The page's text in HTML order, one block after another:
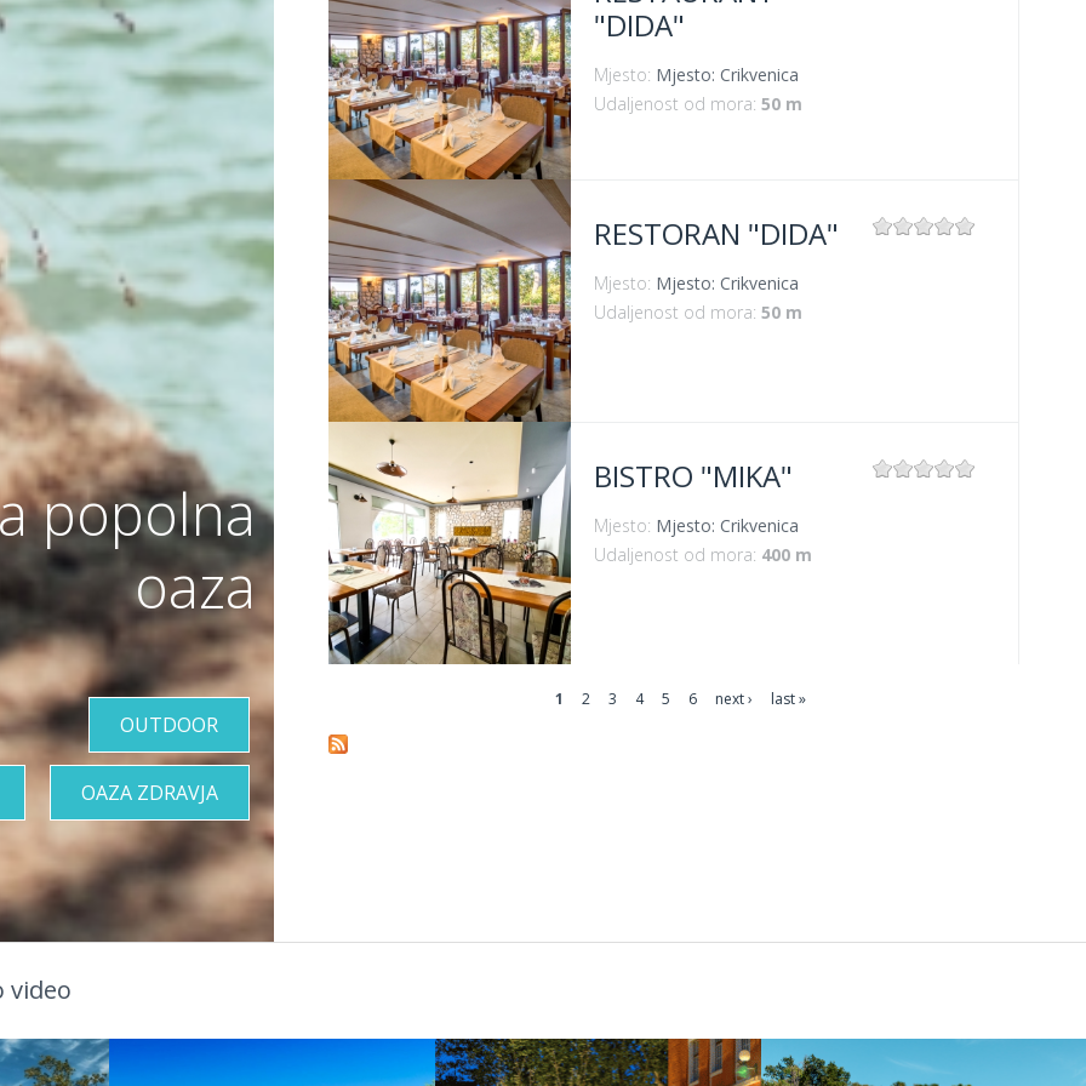
VIŠE INFORMACIJA
"DIDA"
Mjesto: Mjesto: Crikvenica
Udaljenost od mora: 50 m
VIŠE INFORMACIJA
RESTORAN "DIDA"
Mjesto: Mjesto: Crikvenica
Udaljenost od mora: 50 m
VIŠE INFORMACIJA
BISTRO "MIKA"
Mjesto: Mjesto: Crikvenica
Udaljenost od mora: 400 m
1 2 3 4 5 6 next › last »
popolna
oaza
OUTDOOR
OAZA ZDRAVJA
video